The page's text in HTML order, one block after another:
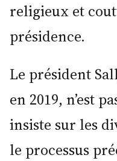
religieux et
présidence.
Le président
en 2019, n’est
insiste sur les
le processus